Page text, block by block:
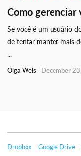
Como gerenciar
Se você é um usuário
de tentar manter mais
...
Olga Weis December
Dropbox Google Drive